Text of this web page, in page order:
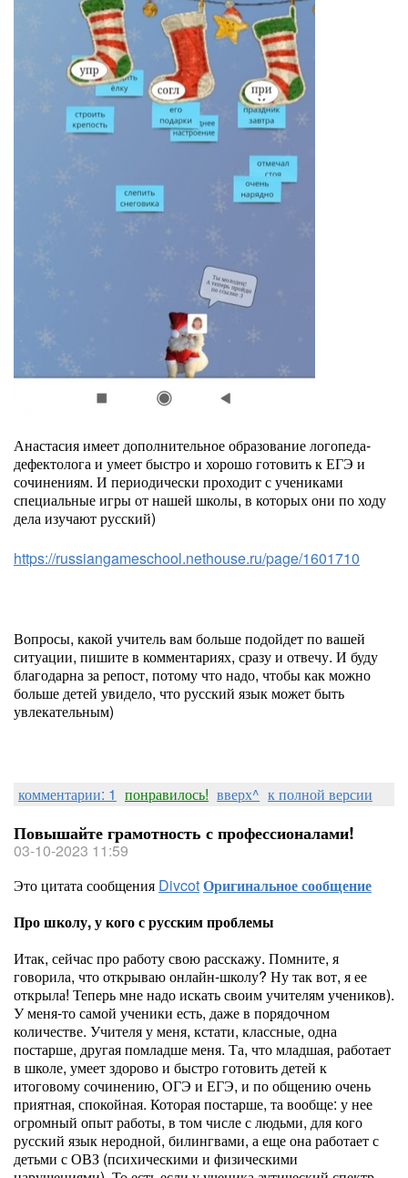
Анастасия имеет дополнительное образование логопеда-
дефектолога и умеет быстро и хорошо готовить к ЕГЭ и
сочинениям. И периодически проходит с учениками
специальные игры от нашей школы, в которых они по ходу
дела изучают русский)
https://russiangameschool.nethouse.ru/page/1601710
Вопросы, какой учитель вам больше подойдет по вашей
ситуации, пишите в комментариях, сразу и отвечу. И буду
благодарна за репост, потому что надо, чтобы как можно
больше детей увидело, что русский язык может быть
увлекательным)
комментарии: 1 понравилось! вверх^ к полной версии
Повышайте грамотность с профессионалами!
03-10-2023 11:59
Это цитата сообщения DivcotОригинальное сообщение
Про школу, у кого с русским проблемы
Итак, сейчас про работу свою расскажу. Помните, я
говорила, что открываю онлайн-школу? Ну так вот, я ее
открыла! Теперь мне надо искать своим учителям учеников).
У меня-то самой ученики есть, даже в порядочном
количестве. Учителя у меня, кстати, классные, одна
постарше, другая помладше меня. Та, что младшая, работает
в школе, умеет здорово и быстро готовить детей к
итоговому сочинению, ОГЭ и ЕГЭ, и по общению очень
приятная, спокойная. Которая постарше, та вообще: у нее
огромный опыт работы, в том числе с людьми, для кого
русский язык неродной, билингвами, а еще она работает с
детьми с ОВЗ (психическими и физическими